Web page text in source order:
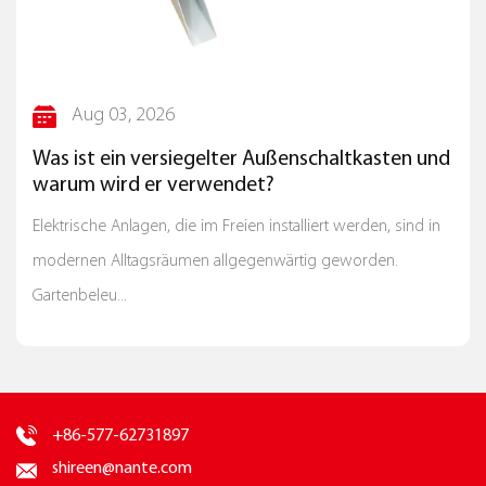
Geräte für den täglichen Gebrauch: Der
Steckdosenstecker dient zur Stromversorgung von
Sicherheit im Haushalt: Mit Sicherheitsverschlüssen und
Überlastschutz erhöht der Steckdosenstecker die
Sicherheit elektrischer Geräte im häuslichen Umfeld.
Industrielle und gewerbliche Umgebungen In
Steckdosenstecker eine wichtige Rolle beim Anschluss
von Maschinen, Computern und Bürogeräten. Die
anspruchsvollen Umgebungen standhält.
Hochleistungsmaschinen: Der Steckdosenstecker ist für
den Umgang mit Hochspannungsgeräten in Fabriken,
Werkstätten und auf Baustellen konzipiert.
und
werden, sind in
Wetterfester Elektrokasten für
Außenbereich: Schutz elektrischer
Komponenten in wechselnden
Heutzutage sind moderne Wohn- und
auf Elektroinstallationen im Freien
+86-577-62731897
shireen@nante.com